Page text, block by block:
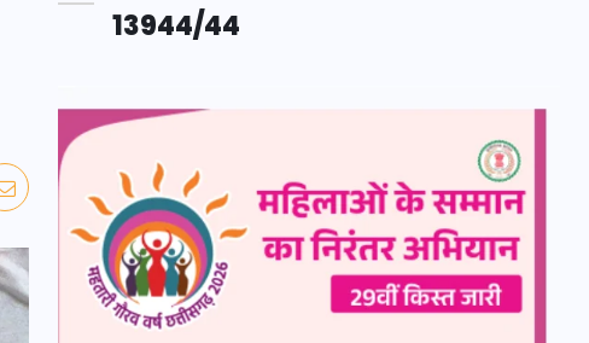
13944/44